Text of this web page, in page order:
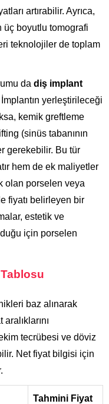
artırabilir. Ayrıca,
üç boyutlu tomografi
teknolojiler de toplam
da diş implant
yerleştirileceği
kemik greftleme
(sinüs tabanının
gerekebilir. Bu tür
hem de ek maliyetler
olan porselen veya
fiyatı belirleyen bir
estetik ve
için porselen
baz alınarak
tecrübesi ve döviz
Net fiyat bilgisi için
Tahmini Fiyat